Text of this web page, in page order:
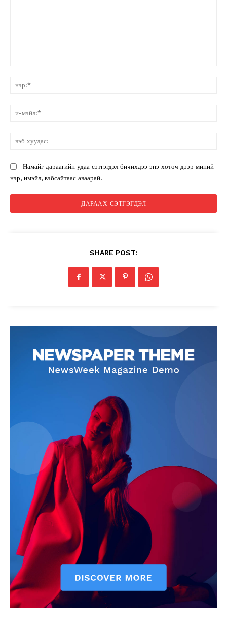
News Week
Magazine PRO
Намайг дараагийн удаа сэтгэгдэл бичихдээ энэ хөтөч дээр миний
нэр, имэйл, вэбсайтаас аваарай.
SHARE POST: